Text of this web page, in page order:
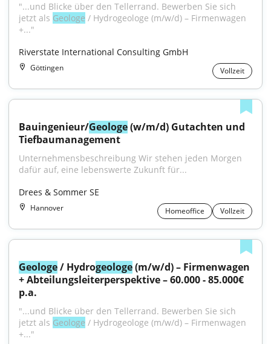
"...und Blicke über den Tellerrand. Bewerben Sie sich
jetzt als Geologe / Hydrogeologe (m/w/d) – Firmenwagen
+..."
Riverstate International Consulting GmbH
Göttingen Vollzeit
Bauingenieur/Geologe (w/m/d) Gutachten und
Tiefbaumanagement
Unternehmensbeschreibung Wir stehen jeden Morgen
dafür auf, eine lebenswerte Zukunft für...
Drees & Sommer SE
Hannover Homeoffice Vollzeit
Geologe / Hydrogeologe (m/w/d) – Firmenwagen
+ Abteilungsleiterperspektive – 60.000 - 85.000€
p.a.
"...und Blicke über den Tellerrand. Bewerben Sie sich
jetzt als Geologe / Hydrogeologe (m/w/d) – Firmenwagen
+..."